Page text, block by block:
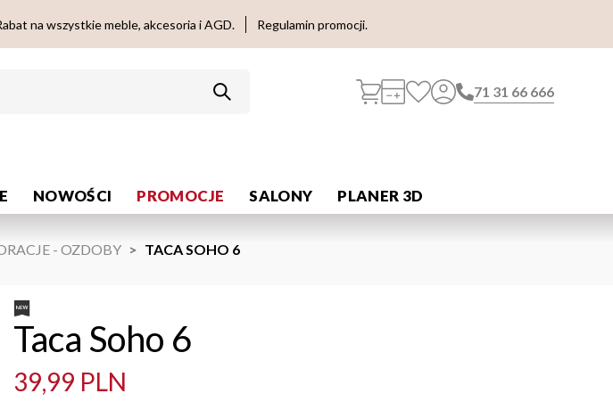
na wszystkie meble, akcesoria i AGD. Regulamin promocji.
71 31 66 666
NOWOŚCI PROMOCJE SALONY PLANER 3D
- OZDOBY TACA SOHO 6
Taca Soho 6
39,99 PLN